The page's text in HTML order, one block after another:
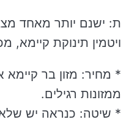
ת: ישנם יותר מאחד
ויטמין תינוקת קיימא,
* מחיר: מזון בר קיימא
ממזונות רגילים.
* שיטה: כנראה יש שלא